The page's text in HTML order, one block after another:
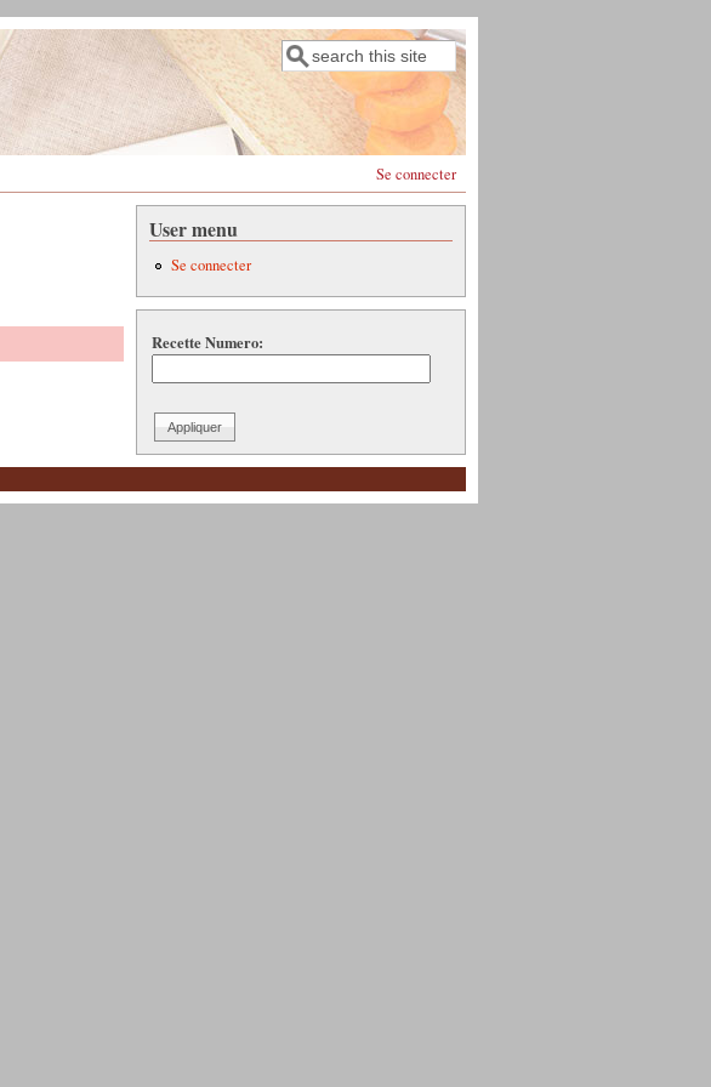
Formulaire de recherche
Rechercher
Se connecter
User menu
Se connecter
Recette Numero: